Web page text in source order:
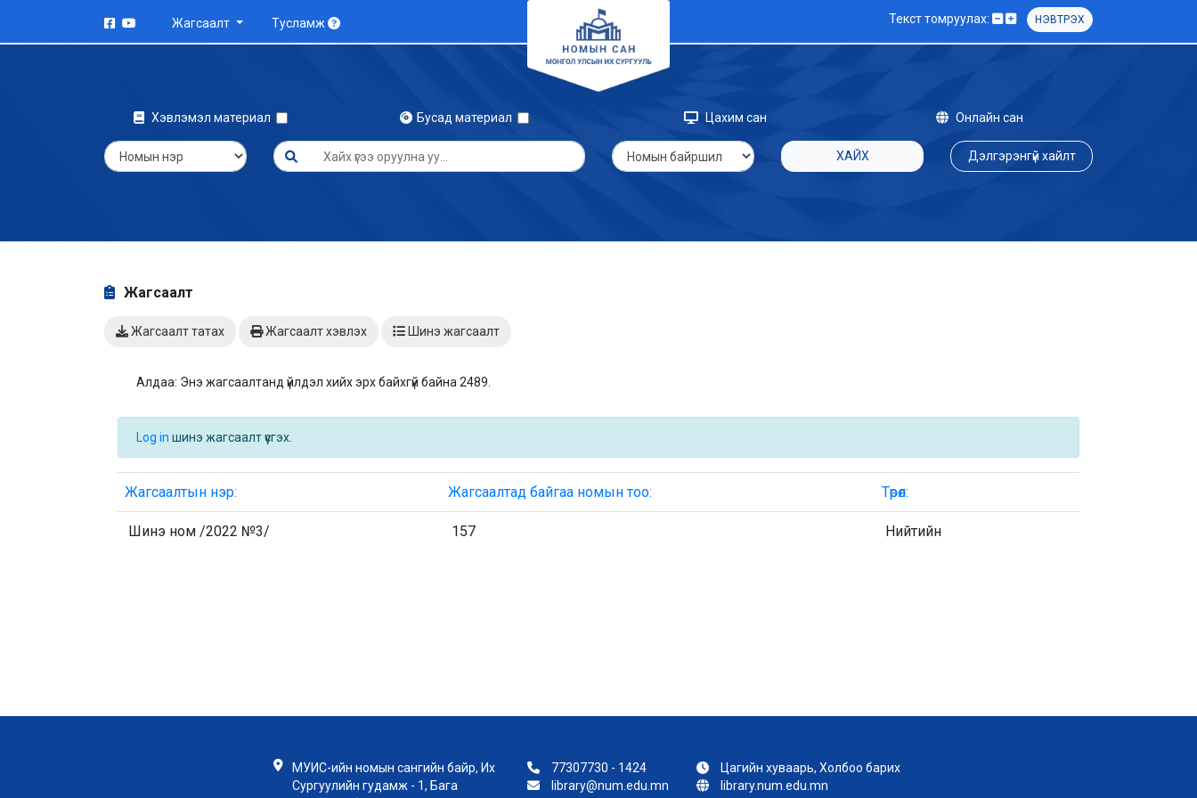
Жагсаалт Тусламж Текст томруулах: НЭВТРЭХ
Хэвлэмэл материал Бусад материал Цахим сан Онлайн сан
ХАЙХ Дэлгэрэнгүй хайлт
Жагсаалт
Жагсаалт татах Жагсаалт хэвлэх Шинэ жагсаалт
Алдаа: Энэ жагсаалтанд үйлдэл хийх эрх байхгүй байна 2489.
Log in шинэ жагсаалт үүсгэх.
Жагсаалтын нэр: Жагсаалтад байгаа номын тоо: Төрөл:
Шинэ ном /2022 №3/ 157 Нийтийн
МУИС-ийн номын сангийн байр, Их
Сургуулийн гудамж - 1, Бага
77307730 - 1424
library@num.edu.mn
Цагийн хуваарь, Холбоо барих
library.num.edu.mn